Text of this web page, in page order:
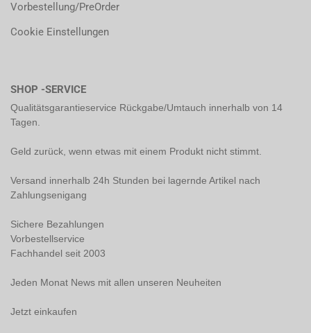
Vorbestellung/PreOrder
Cookie Einstellungen
SHOP -SERVICE
Qualitätsgarantieservice Rückgabe/Umtauch innerhalb von 14
Tagen.
Geld zurück, wenn etwas mit einem Produkt nicht stimmt.
Versand innerhalb 24h Stunden bei lagernde Artikel nach
Zahlungsenigang
Sichere Bezahlungen
Vorbestellservice
Fachhandel seit 2003
Jeden Monat News mit allen unseren Neuheiten
Jetzt einkaufen